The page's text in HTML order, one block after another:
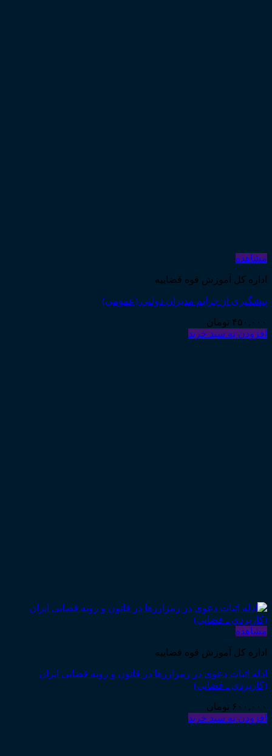
مشاهده
اداره کل آموزش قوه قضاییه
پیشگیری از جرایم مدیران دولتی (عمومی)
۴۵۰,۰۰۰ تومان
افزودن به سبد خرید
مشاهده
اداره کل آموزش قوه قضاییه
ادله اثبات دعوی در رمزارزها در قانون و رویه قضایی ایران
(کاربردی ـ قضایی)
۶۰۰,۰۰۰ تومان
افزودن به سبد خرید